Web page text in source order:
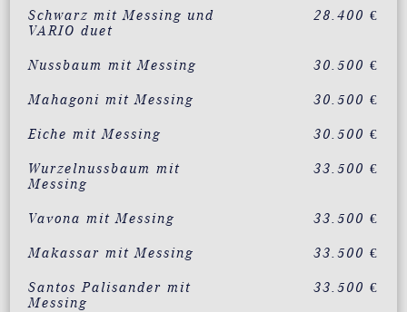
Schwarz mit Messing und
VARIO duet
28.400 €
Nussbaum mit Messing 30.500 €
Mahagoni mit Messing 30.500 €
Eiche mit Messing 30.500 €
Wurzelnussbaum mit
Messing
33.500 €
Vavona mit Messing 33.500 €
Makassar mit Messing 33.500 €
Santos Palisander mit
Messing
33.500 €